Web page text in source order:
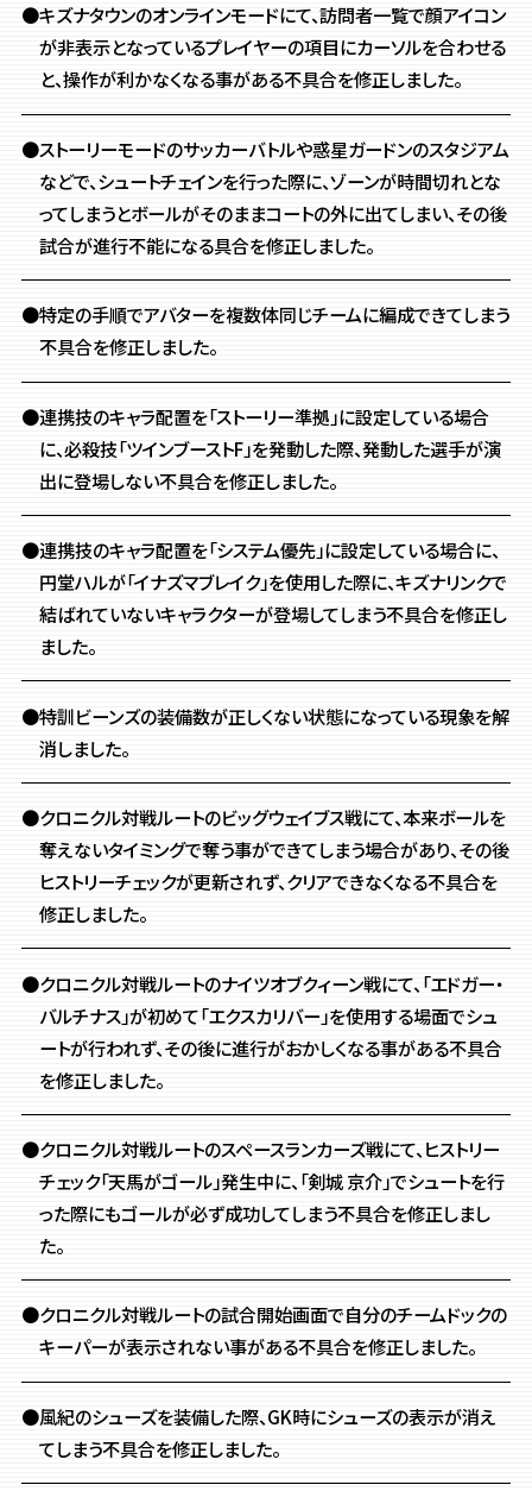
●キズナタウンのオンラインモードにて、訪問者一覧で顔アイコン
が非表示となっているプレイヤーの項目にカーソルを合わせる
と、操作が利かなくなる事がある不具合を修正しました。
●ストーリーモードのサッカーバトルや惑星ガードンのスタジアム
などで、シュートチェインを行った際に、ゾーンが時間切れとな
ってしまうとボールがそのままコートの外に出てしまい、その後
試合が進行不能になる具合を修正しました。
●特定の手順でアバターを複数体同じチームに編成できてしまう
不具合を修正しました。
●連携技のキャラ配置を「ストーリー準拠」に設定している場合
に、必殺技「ツインブーストF」を発動した際、発動した選手が演
出に登場しない不具合を修正しました。
●連携技のキャラ配置を「システム優先」に設定している場合に、
円堂ハルが「イナズマブレイク」を使用した際に、キズナリンクで
結ばれていないキャラクターが登場してしまう不具合を修正し
ました。
●特訓ビーンズの装備数が正しくない状態になっている現象を解
消しました。
●クロニクル対戦ルートのビッグウェイブス戦にて、本来ボールを
奪えないタイミングで奪う事ができてしまう場合があり、その後
ヒストリーチェックが更新されず、クリアできなくなる不具合を
修正しました。
●クロニクル対戦ルートのナイツオブクィーン戦にて、「エドガー・
バルチナス」が初めて「エクスカリバー」を使用する場面でシュ
ートが行われず、その後に進行がおかしくなる事がある不具合
を修正しました。
●クロニクル対戦ルートのスペースランカーズ戦にて、ヒストリー
チェック「天馬がゴール」発生中に、「剣城 京介」でシュートを行
った際にもゴールが必ず成功してしまう不具合を修正しまし
た。
●クロニクル対戦ルートの試合開始画面で自分のチームドックの
キーパーが表示されない事がある不具合を修正しました。
●風紀のシューズを装備した際、GK時にシューズの表示が消え
てしまう不具合を修正しました。